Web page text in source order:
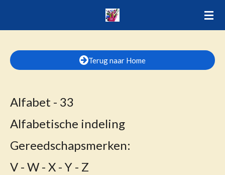
de
hoofdinhoud
Terug naar Home
Alfabet - 33
Alfabetische indeling
Gereedschapsmerken:
V - W - X - Y - Z